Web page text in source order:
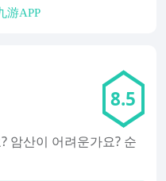
游APP
8.5
암산이 어려운가요? 순